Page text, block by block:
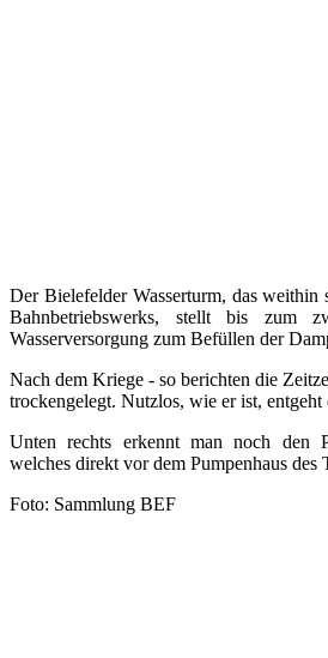
Der Bielefelder Wasserturm, das weithin
Bahnbetriebswerks, stellt bis zum
Wasserversorgung zum Befüllen der
Nach dem Kriege - so berichten die
trockengelegt. Nutzlos, wie er ist, entgeht
Unten rechts erkennt man noch den
welches direkt vor dem Pumpenhaus des
Foto: Sammlung BEF